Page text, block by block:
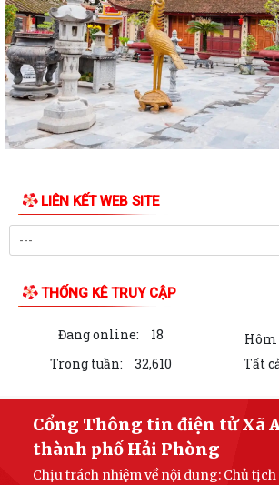
LIÊN KẾT WEB SITE
THỐNG KÊ TRUY CẬP
Đang online: 18 Hôm
Trong tuần:
32,610 Tất
Cổng Thông tin điện tử Xã
thành phố Hải Phòng
Chịu trách nhiệm về nội dung: Chủ